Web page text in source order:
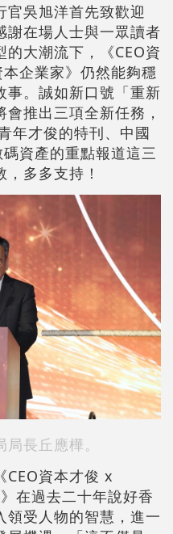
官吳旭洋首先致歡迎
謝在場人士與一眾讀者
大潮流下，《CEO資
企業家》仍然能夠穩
事。誠如新口號「重新
推出三項全新任務，
年才俊的特刊、中國
資產的重點報道這三
多多支持！
長丘應樺。
CEO資本才俊 x
在過去二十年說好香
領受人物的智慧，進一